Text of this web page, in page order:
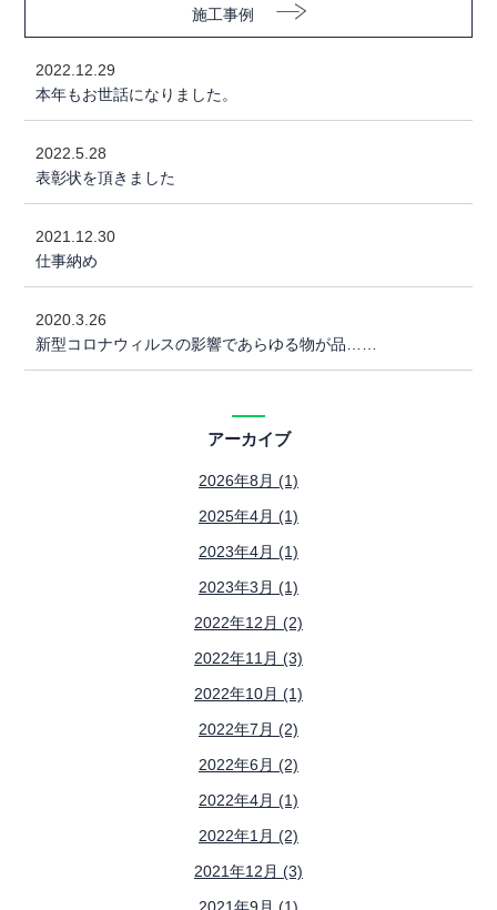
施工事例
2022.12.29
本年もお世話になりました。
2022.5.28
表彰状を頂きました
2021.12.30
仕事納め
2020.3.26
新型コロナウィルスの影響であらゆる物が品……
アーカイブ
2026年8月 (1)
2025年4月 (1)
2023年4月 (1)
2023年3月 (1)
2022年12月 (2)
2022年11月 (3)
2022年10月 (1)
2022年7月 (2)
2022年6月 (2)
2022年4月 (1)
2022年1月 (2)
2021年12月 (3)